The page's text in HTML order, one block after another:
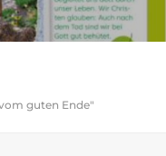
guten Ende"